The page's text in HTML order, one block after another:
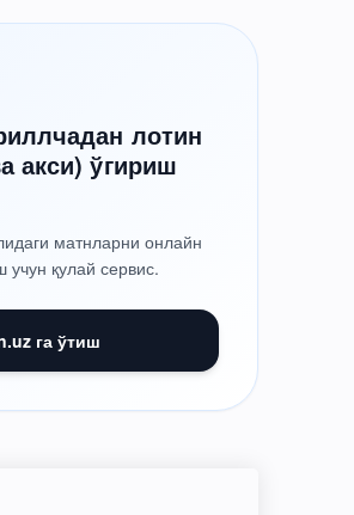
лотин
акси) ўгириш
матнларни онлайн
учун қулай сервис.
га ўтиш